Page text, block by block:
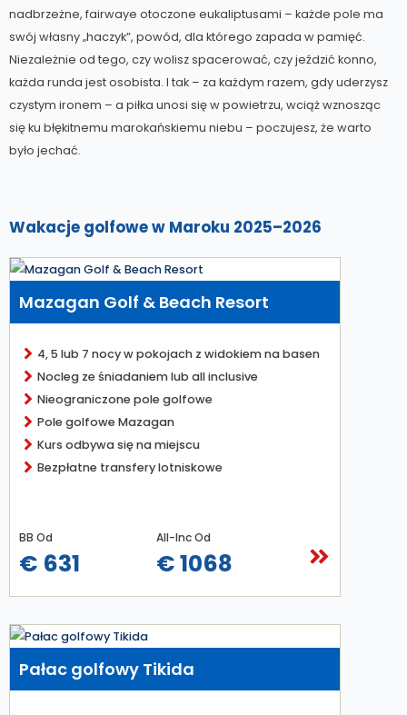
nadbrzeżne, fairwaye otoczone eukaliptusami – każde pole ma
swój własny „haczyk”, powód, dla którego zapada w pamięć.
Niezależnie od tego, czy wolisz spacerować, czy jeździć konno,
każda runda jest osobista. I tak – za każdym razem, gdy uderzysz
czystym ironem – a piłka unosi się w powietrzu, wciąż wznosząc
się ku błękitnemu marokańskiemu niebu – poczujesz, że warto
było jechać.
Wakacje golfowe w Maroku 2025–2026
Mazagan Golf & Beach Resort
4, 5 lub 7 nocy w pokojach z widokiem na basen
Nocleg ze śniadaniem lub all inclusive
Nieograniczone pole golfowe
Pole golfowe Mazagan
Kurs odbywa się na miejscu
Bezpłatne transfery lotniskowe
BB Od
€ 631
All-Inc Od
€ 1068
Pałac golfowy Tikida